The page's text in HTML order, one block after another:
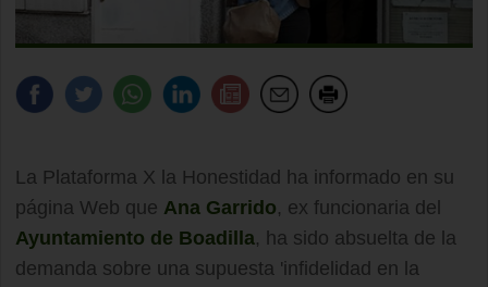
La Plataforma X la Honestidad ha informado en su
página Web que Ana Garrido, ex funcionaria del
Ayuntamiento de Boadilla, ha sido absuelta de la
demanda sobre una supuesta 'infidelidad en la